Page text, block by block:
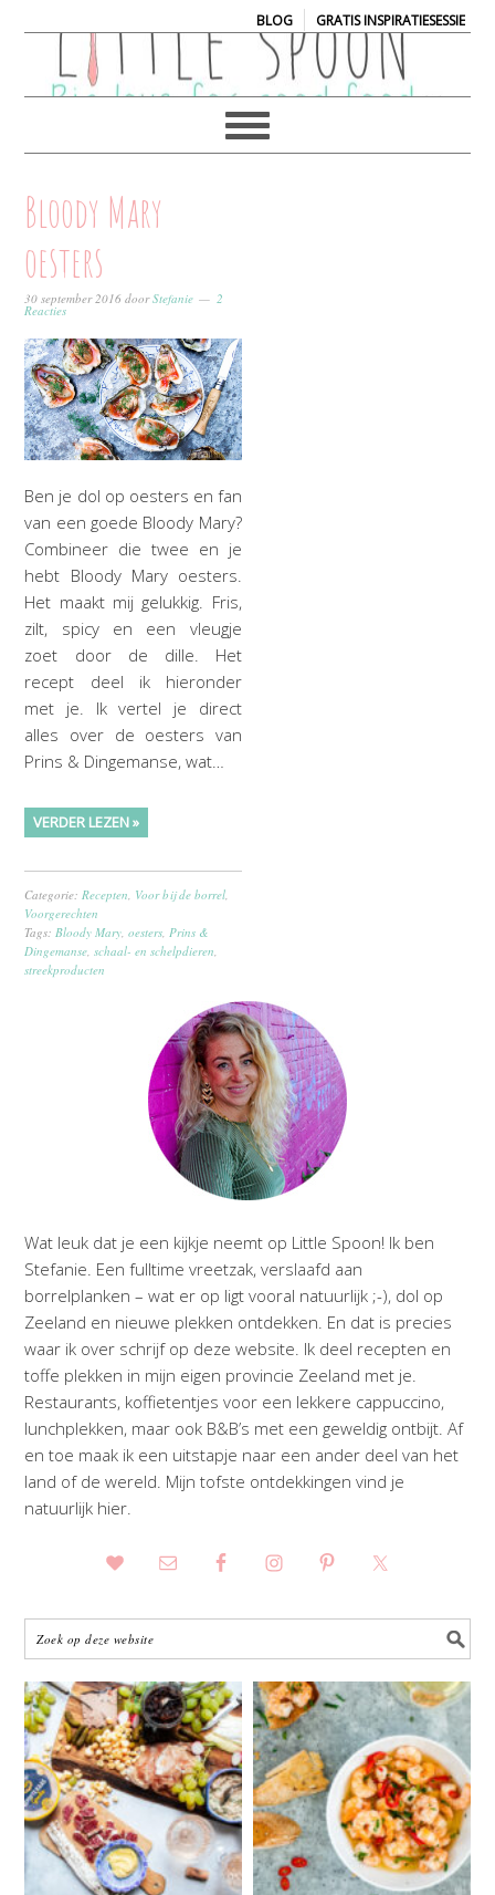
BLOG| GRATIS INSPIRATIESESSIE
Bloody Mary
oesters
30 september 2016 doorStefanie 2
Reacties
Ben je dol op oesters en fan
van een goede Bloody Mary?
Combineer die twee en je
hebt Bloody Mary oesters.
Het maakt mij gelukkig. Fris,
zilt, spicy en een vleugje
zoet door de dille. Het
recept deel ik hieronder
met je. Ik vertel je direct
alles over de oesters van
Prins & Dingemanse, wat…
VERDER LEZEN »
Categorie:Recepten, Voor bij de borrel,
Voorgerechten
Tags:Bloody Mary,oesters,Prins &
Dingemanse,schaal- en schelpdieren,
streekproducten
Wat leuk dat je een kijkje neemt op Little Spoon! Ik ben
Stefanie. Een fulltime vreetzak, verslaafd aan
borrelplanken – wat er op ligt vooral natuurlijk ;-), dol op
Zeeland en nieuwe plekken ontdekken. En dat is precies
waar ik over schrijf op deze website. Ik deel recepten en
toffe plekken in mijn eigen provincie Zeeland met je.
Restaurants, koffietentjes voor een lekkere cappuccino,
lunchplekken, maar ook B&B’s met een geweldig ontbijt. Af
en toe maak ik een uitstapje naar een ander deel van het
land of de wereld. Mijn tofste ontdekkingen vind je
natuurlijk hier.